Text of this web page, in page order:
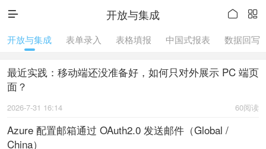
 开放与集成 

开放与集成 表单录入 表格填报 中国式报表 数据回写
最近实践：移动端还没准备好，如何只对外展示 PC 端页
面？
60阅读
2026-7-31 16:14
Azure 配置邮箱通过 OAuth2.0 发送邮件（Global /
China）